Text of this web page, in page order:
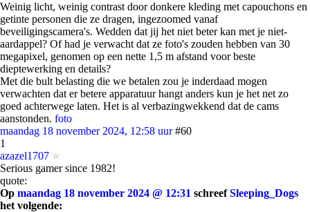
Weinig licht, weinig contrast door donkere kleding met capouchons en
getinte personen die ze dragen, ingezoomed vanaf
beveiligingscamera's. Wedden dat jij het niet beter kan met je niet-
aardappel? Of had je verwacht dat ze foto's zouden hebben van 30
megapixel, genomen op een nette 1,5 m afstand voor beste
dieptewerking en details?
Met die bult belasting die we betalen zou je inderdaad mogen
verwachten dat er betere apparatuur hangt anders kun je het net zo
goed achterwege laten. Het is al verbazingwekkend dat de cams
aanstonden. foto
maandag 18 november 2024, 12:58 uur #60
1
azazel1707
Serious gamer since 1982!
quote:
Op maandag 18 november 2024 @ 12:31 schreefSleeping_Dogs
het volgende: